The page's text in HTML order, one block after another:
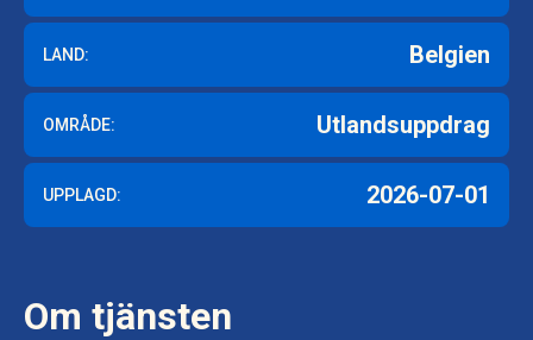
LAND: Belgien
OMRÅDE: Utlandsuppdrag
UPPLAGD: 2026-07-01
Om tjänsten